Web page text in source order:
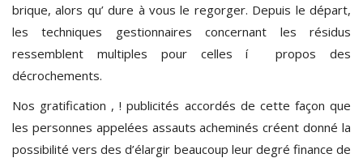
brique, alors qu’ dure à vous le regorger. Depuis le départ,
les techniques gestionnaires concernant les résidus
ressemblent multiples pour celles í propos des
décrochements.
Nos gratification , ! publicités accordés de cette façon que
les personnes appelées assauts acheminés créent donné la
possibilité vers des d’élargir beaucoup leur degré finance de